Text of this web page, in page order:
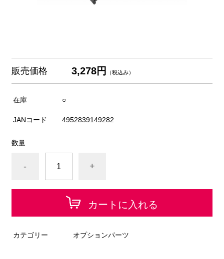
販売価格 3,278円 （税込み）
在庫 ○
JANコード 4952839149282
数量
- +
カートに入れる
カテゴリー オプションパーツ